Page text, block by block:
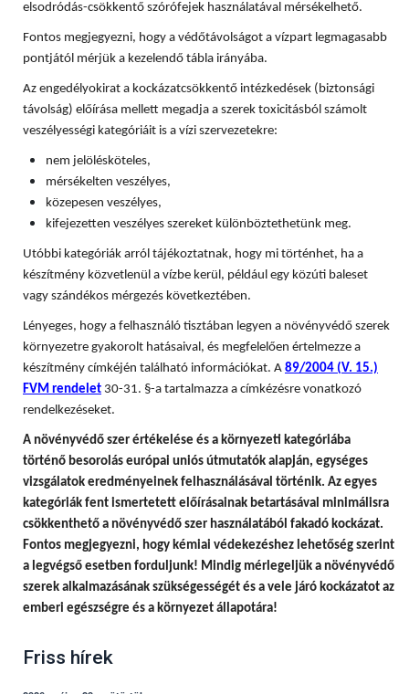
elsodródás-csökkentő szórófejek használatával mérsékelhető.
Fontos megjegyezni, hogy a védőtávolságot a vízpart legmagasabb
pontjától mérjük a kezelendő tábla irányába.
Az engedélyokirat a kockázatcsökkentő intézkedések (biztonsági
távolság) előírása mellett megadja a szerek toxicitásból számolt
veszélyességi kategóriáit is a vízi szervezetekre:
nem jelölésköteles,
mérsékelten veszélyes,
közepesen veszélyes,
kifejezetten veszélyes szereket különböztethetünk meg.
Utóbbi kategóriák arról tájékoztatnak, hogy mi történhet, ha a
készítmény közvetlenül a vízbe kerül, például egy közúti baleset
vagy szándékos mérgezés következtében.
Lényeges, hogy a felhasználó tisztában legyen a növényvédő szerek
környezetre gyakorolt hatásaival, és megfelelően értelmezze a
készítmény címkéjén található információkat. A 89/2004 (V. 15.)
FVM rendelet 30-31. §-a tartalmazza a címkézésre vonatkozó
rendelkezéseket.
A növényvédő szer értékelése és a környezeti kategóriába
történő besorolás európai uniós útmutatók alapján, egységes
vizsgálatok eredményeinek felhasználásával történik. Az egyes
kategóriák fent ismertetett előírásainak betartásával minimálisra
csökkenthető a növényvédő szer használatából fakadó kockázat.
Fontos megjegyezni, hogy kémiai védekezéshez lehetőség szerint
a legvégső esetben forduljunk! Mindig mérlegeljük a növényvédő
szerek alkalmazásának szükségességét és a vele járó kockázatot az
emberi egészségre és a környezet állapotára!
Friss hírek